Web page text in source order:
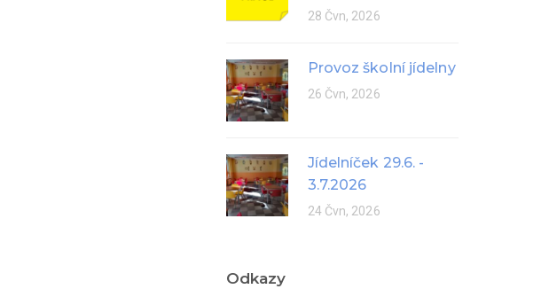
28 Čvn, 2026
Provoz školní jídelny
26 Čvn, 2026
Jídelníček 29.6. -
3.7.2026
24 Čvn, 2026
Odkazy